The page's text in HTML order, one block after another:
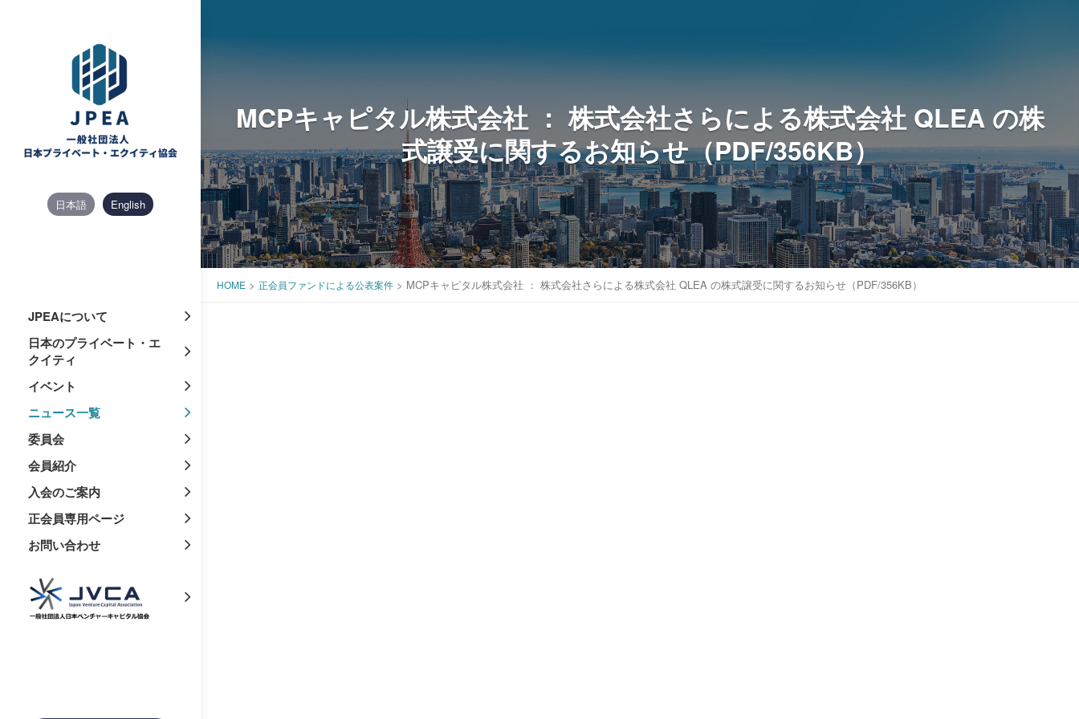
日本語 English
JPEAについて
日本のプライベート・エ
クイティ
イベント
ニュース一覧
委員会
会員紹介
入会のご案内
正会員専用ページ
お問い合わせ
MCPキャピタル株式会社 ： 株式会社さらによる株式会社 QLEA の株
式譲受に関するお知らせ（PDF/356KB）
HOME > 正会員ファンドによる公表案件 > MCPキャピタル株式会社 ： 株式会社さらによる株式会社 QLEA の株式譲受に関するお知らせ（PDF/356KB）